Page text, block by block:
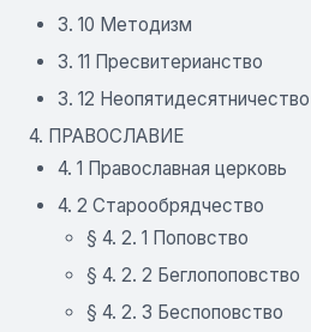
3. 10 Методизм
3. 11 Пресвитерианство
3. 12 Неопятидесятничество
4. ПРАВОСЛАВИЕ
4. 1 Православная церковь
4. 2 Старообрядчество
§ 4. 2. 1 Поповство
§ 4. 2. 2 Беглопоповство
§ 4. 2. 3 Беспоповство